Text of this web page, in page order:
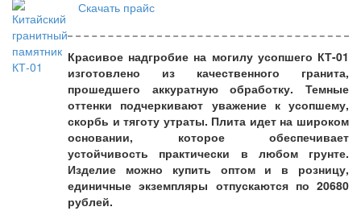
Скачать прайс
Красивое надгробие на могилу усопшего КТ-01
изготовлено из качественного гранита,
прошедшего аккуратную обработку. Темные
оттенки подчеркивают уважение к усопшему,
скорбь и тяготу утраты. Плита идет на широком
основании, которое обеспечивает
устойчивость практически в любом грунте.
Изделие можно купить оптом и в розницу,
единичные экземпляры отпускаются по 20680
рублей.